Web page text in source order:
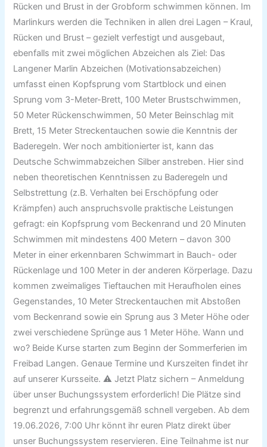
Rücken und Brust in der Grobform schwimmen können. Im
Marlinkurs werden die Techniken in allen drei Lagen – Kraul,
Rücken und Brust – gezielt verfestigt und ausgebaut,
ebenfalls mit zwei möglichen Abzeichen als Ziel: Das
Langener Marlin Abzeichen (Motivationsabzeichen)
umfasst einen Kopfsprung vom Startblock und einen
Sprung vom 3-Meter-Brett, 100 Meter Brustschwimmen,
50 Meter Rückenschwimmen, 50 Meter Beinschlag mit
Brett, 15 Meter Streckentauchen sowie die Kenntnis der
Baderegeln. Wer noch ambitionierter ist, kann das
Deutsche Schwimmabzeichen Silber anstreben. Hier sind
neben theoretischen Kenntnissen zu Baderegeln und
Selbstrettung (z.B. Verhalten bei Erschöpfung oder
Krämpfen) auch anspruchsvolle praktische Leistungen
gefragt: ein Kopfsprung vom Beckenrand und 20 Minuten
Schwimmen mit mindestens 400 Metern – davon 300
Meter in einer erkennbaren Schwimmart in Bauch- oder
Rückenlage und 100 Meter in der anderen Körperlage. Dazu
kommen zweimaliges Tieftauchen mit Heraufholen eines
Gegenstandes, 10 Meter Streckentauchen mit Abstoßen
vom Beckenrand sowie ein Sprung aus 3 Meter Höhe oder
zwei verschiedene Sprünge aus 1 Meter Höhe. Wann und
wo? Beide Kurse starten zum Beginn der Sommerferien im
Freibad Langen. Genaue Termine und Kurszeiten findet ihr
auf unserer Kursseite. ⚠️ Jetzt Platz sichern – Anmeldung
über unser Buchungssystem erforderlich! Die Plätze sind
begrenzt und erfahrungsgemäß schnell vergeben. Ab dem
19.06.2026, 7:00 Uhr könnt ihr euren Platz direkt über
unser Buchungssystem reservieren. Eine Teilnahme ist nur